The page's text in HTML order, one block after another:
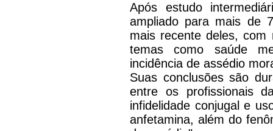
Após estudo
ampliado para mais de
mais recente deles, com
temas como saúde
incidência de assédio
Suas conclusões são
entre os profissionais
infidelidade conjugal e
anfetamina, além do